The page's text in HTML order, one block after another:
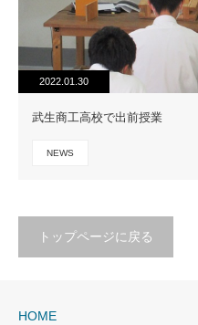
2022.01.30
武生商工高校で出前授業
NEWS
トップページに戻る
HOME